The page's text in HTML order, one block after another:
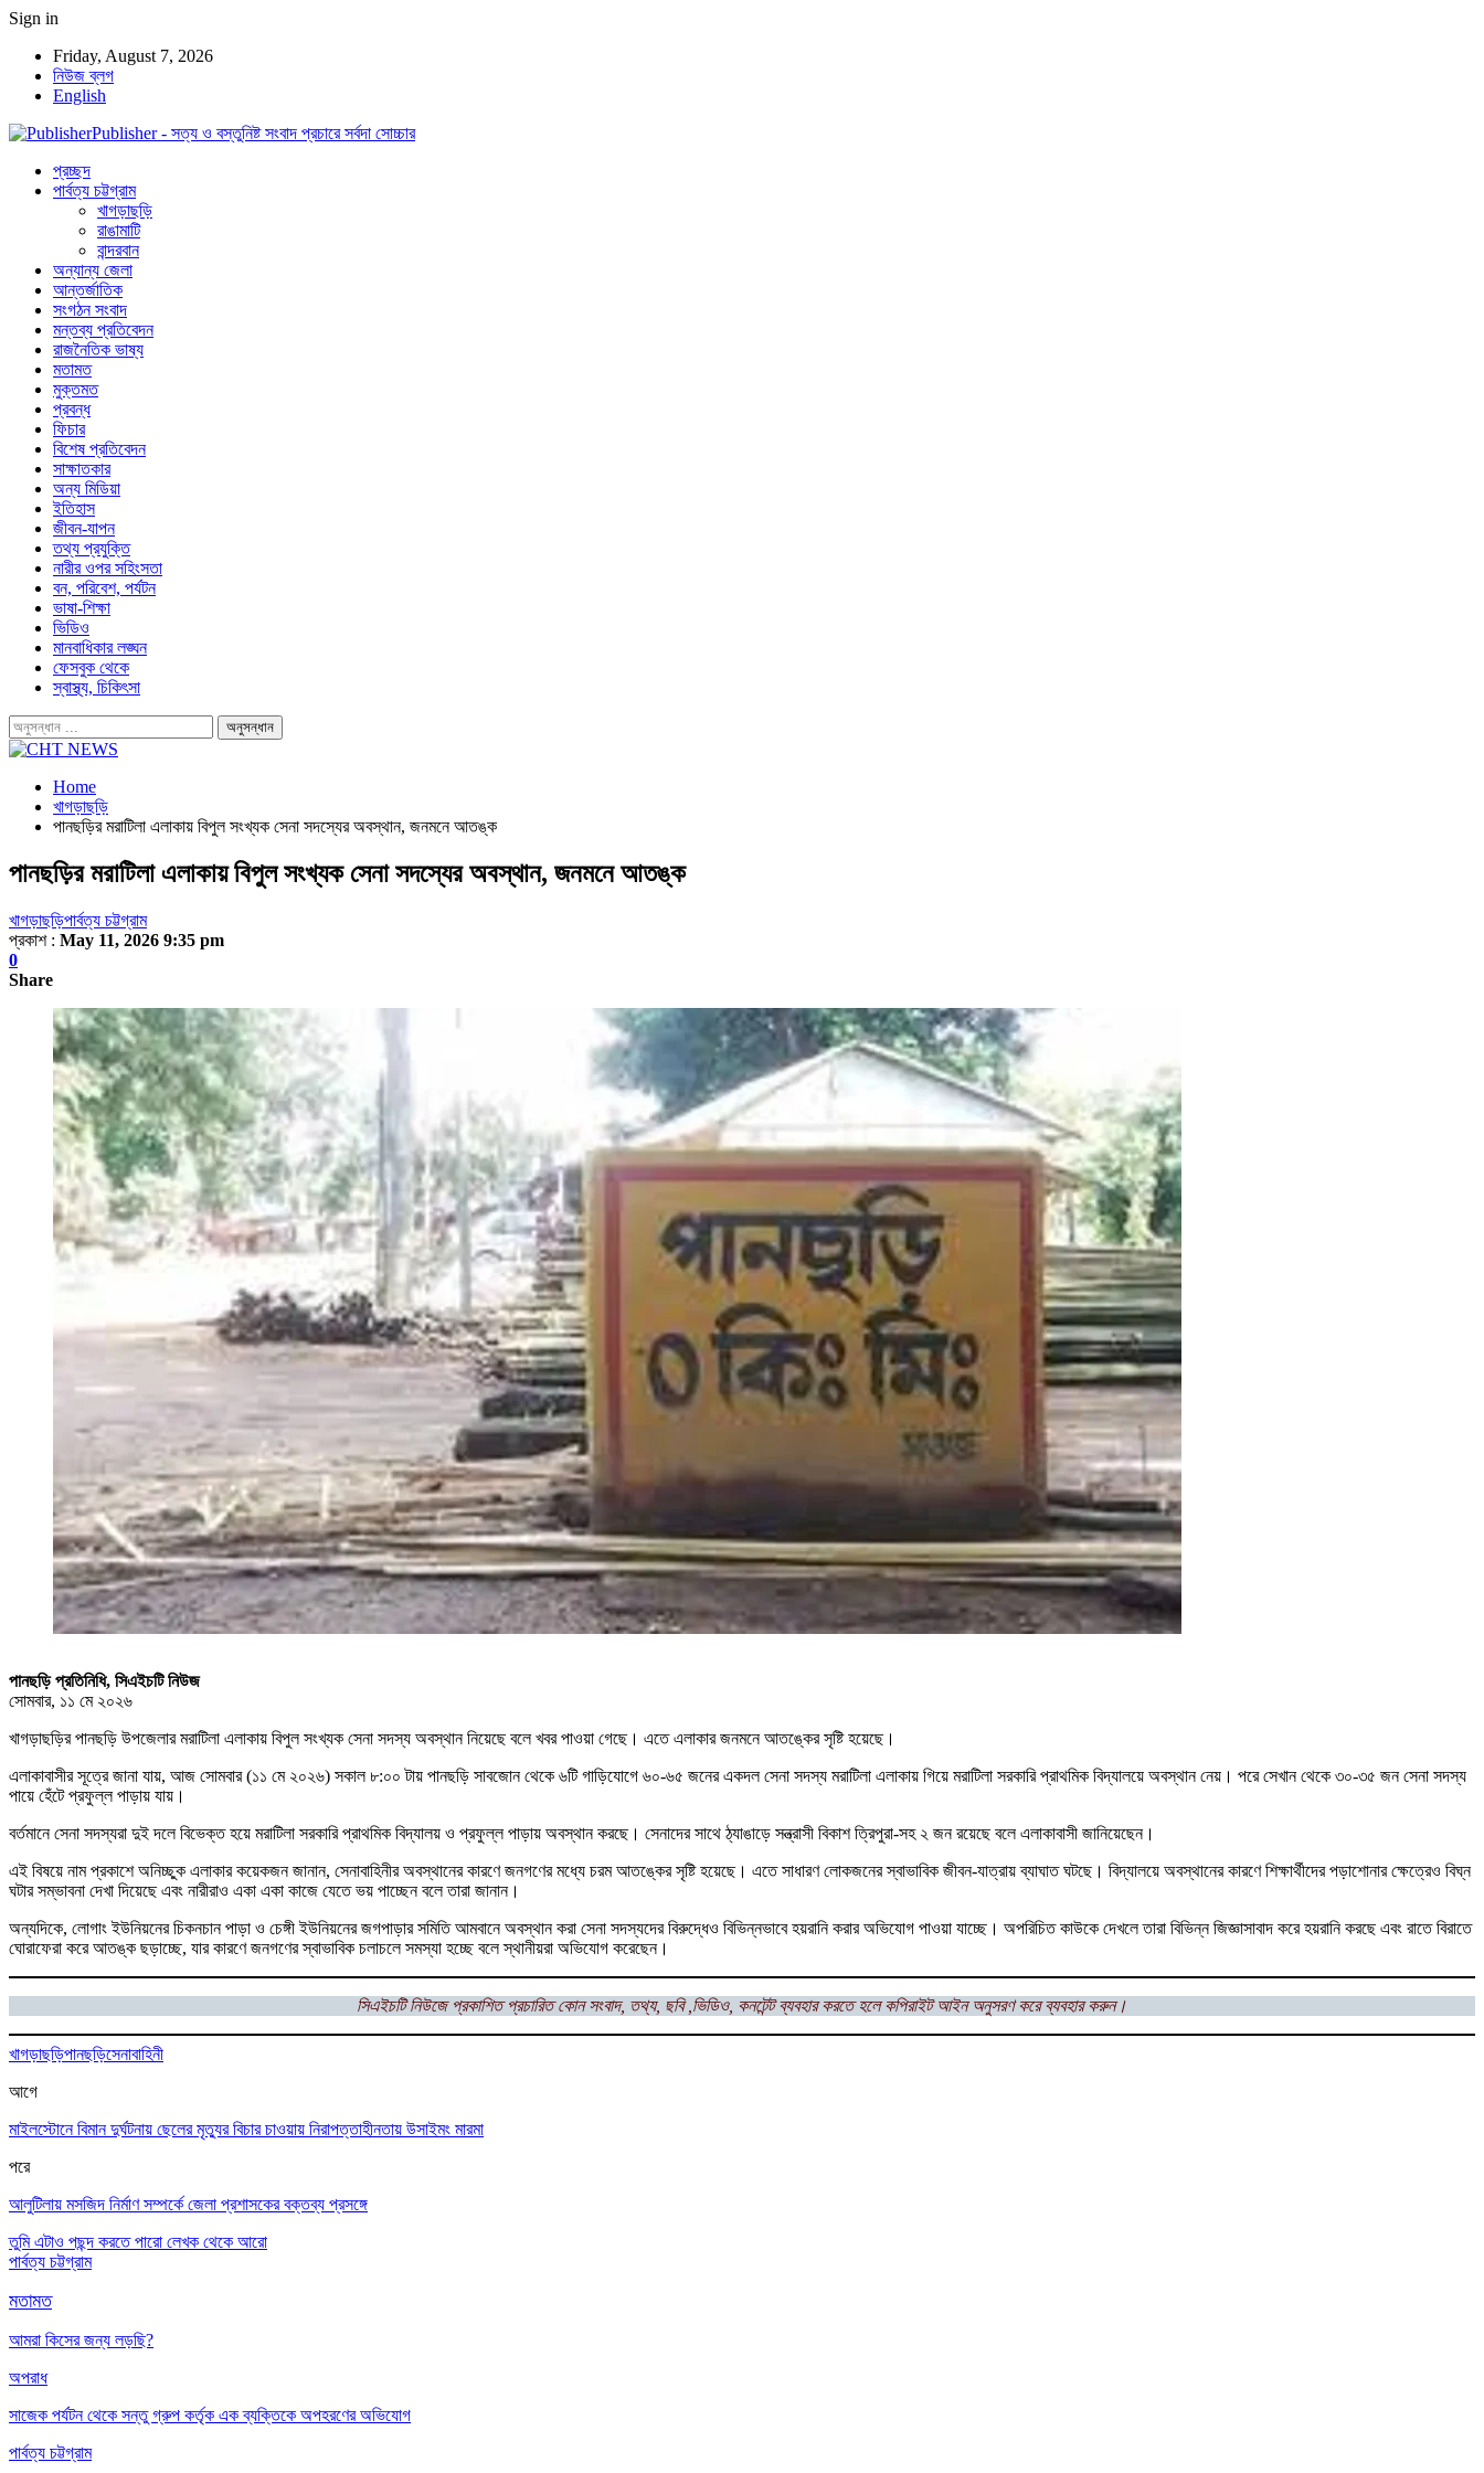
Sign in
Friday, August 7, 2026
নিউজ ব্লগ
English
Publisher - সত্য ও বস্তুনিষ্ট সংবাদ প্রচারে সর্বদা সোচ্চার
প্রচ্ছদ
পার্বত্য চট্টগ্রাম
খাগড়াছড়ি
রাঙামাটি
বান্দরবান
অন্যান্য জেলা
আন্তর্জাতিক
সংগঠন সংবাদ
মন্তব্য প্রতিবেদন
রাজনৈতিক ভাষ্য
মতামত
মুক্তমত
প্রবন্ধ
ফিচার
বিশেষ প্রতিবেদন
সাক্ষাতকার
অন্য মিডিয়া
ইতিহাস
জীবন-যাপন
তথ্য প্রযুক্তি
নারীর ওপর সহিংসতা
বন, পরিবেশ, পর্যটন
ভাষা-শিক্ষা
ভিডিও
মানবাধিকার লঙ্ঘন
ফেসবুক থেকে
স্বাস্থ্য, চিকিৎসা
Home
খাগড়াছড়ি
পানছড়ির মরাটিলা এলাকায় বিপুল সংখ্যক সেনা সদস্যের অবস্থান, জনমনে আতঙ্ক
পানছড়ির মরাটিলা এলাকায় বিপুল সংখ্যক সেনা সদস্যের অবস্থান, জনমনে আতঙ্ক
খাগড়াছড়িপার্বত্য চট্টগ্রাম
প্রকাশ : May 11, 2026 9:35 pm
0
Share
পানছড়ি প্রতিনিধি, সিএইচটি নিউজ
সোমবার, ১১ মে ২০২৬
খাগড়াছড়ির পানছড়ি উপজেলার মরাটিলা এলাকায় বিপুল সংখ্যক সেনা সদস্য অবস্থান নিয়েছে বলে খবর পাওয়া গেছে। এতে এলাকার জনমনে আতঙ্কের সৃষ্টি হয়েছে।
এলাকাবাসীর সূত্রে জানা যায়, আজ সোমবার (১১ মে ২০২৬) সকাল ৮:০০ টায় পানছড়ি সাবজোন থেকে ৬টি গাড়িযোগে ৬০-৬৫ জনের একদল সেনা সদস্য মরাটিলা এলাকায় গিয়ে মরাটিলা সরকারি প্রাথমিক বিদ্যালয়ে অবস্থান নেয়। পরে সেখান থেকে ৩০-৩৫ জন সেনা সদস্য
পায়ে হেঁটে প্রফুল্ল পাড়ায় যায়।
বর্তমানে সেনা সদস্যরা দুই দলে বিভেক্ত হয়ে মরাটিলা সরকারি প্রাথমিক বিদ্যালয় ও প্রফুল্ল পাড়ায় অবস্থান করছে। সেনাদের সাথে ঠ্যাঙাড়ে সন্ত্রাসী বিকাশ ত্রিপুরা-সহ ২ জন রয়েছে বলে এলাকাবাসী জানিয়েছেন।
এই বিষয়ে নাম প্রকাশে অনিচ্ছুক এলাকার কয়েকজন জানান, সেনাবাহিনীর অবস্থানের কারণে জনগণের মধ্যে চরম আতঙ্কের সৃষ্টি হয়েছে। এতে সাধারণ লোকজনের স্বাভাবিক জীবন-যাত্রায় ব্যাঘাত ঘটছে। বিদ্যালয়ে অবস্থানের কারণে শিক্ষার্থীদের পড়াশোনার ক্ষেত্রেও বিঘ্ন
ঘটার সম্ভাবনা দেখা দিয়েছে এবং নারীরাও একা একা কাজে যেতে ভয় পাচ্ছেন বলে তারা জানান।
অন্যদিকে, লোগাং ইউনিয়নের চিকনচান পাড়া ও চেঙ্গী ইউনিয়নের জগপাড়ার সমিতি আমবানে অবস্থান করা সেনা সদস্যদের বিরুদ্ধেও বিভিন্নভাবে হয়রানি করার অভিযোগ পাওয়া যাচ্ছে। অপরিচিত কাউকে দেখলে তারা বিভিন্ন জিজ্ঞাসাবাদ করে হয়রানি করছে এবং রাতে বিরাতে
ঘোরাফেরা করে আতঙ্ক ছড়াচ্ছে, যার কারণে জনগণের স্বাভাবিক চলাচলে সমস্যা হচ্ছে বলে স্থানীয়রা অভিযোগ করেছেন।
সিএইচটি নিউজে প্রকাশিত প্রচারিত কোন সংবাদ, তথ্য, ছবি ,ভিডিও, কনটেন্ট ব্যবহার করতে হলে কপিরাইট আইন অনুসরণ করে ব্যবহার করুন।
খাগড়াছড়িপানছড়িসেনাবাহিনী
আগে
মাইলস্টোনে বিমান দুর্ঘটনায় ছেলের মৃত্যুর বিচার চাওয়ায় নিরাপত্তাহীনতায় উসাইমং মারমা
পরে
আলুটিলায় মসজিদ নির্মাণ সম্পর্কে জেলা প্রশাসকের বক্তব্য প্রসঙ্গে
তুমি এটাও পছন্দ করতে পারো লেখক থেকে আরো
পার্বত্য চট্টগ্রাম
মতামত
আমরা কিসের জন্য লড়ছি?
অপরাধ
সাজেক পর্যটন থেকে সন্তু গ্রুপ কর্তৃক এক ব্যক্তিকে অপহরণের অভিযোগ
পার্বত্য চট্টগ্রাম